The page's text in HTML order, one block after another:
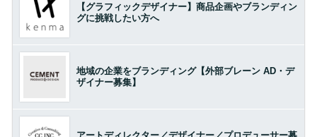
【グラフィックデザイナー】商品企画やブランディン
グに挑戦したい方へ
地域の企業をブランディング【外部ブレーン AD・デ
ザイナー募集】